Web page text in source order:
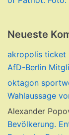
Neueste
akropolis ticket
AfD-Berlin
oktagon
Wahlaussage
Alexander
Bevölkerung.